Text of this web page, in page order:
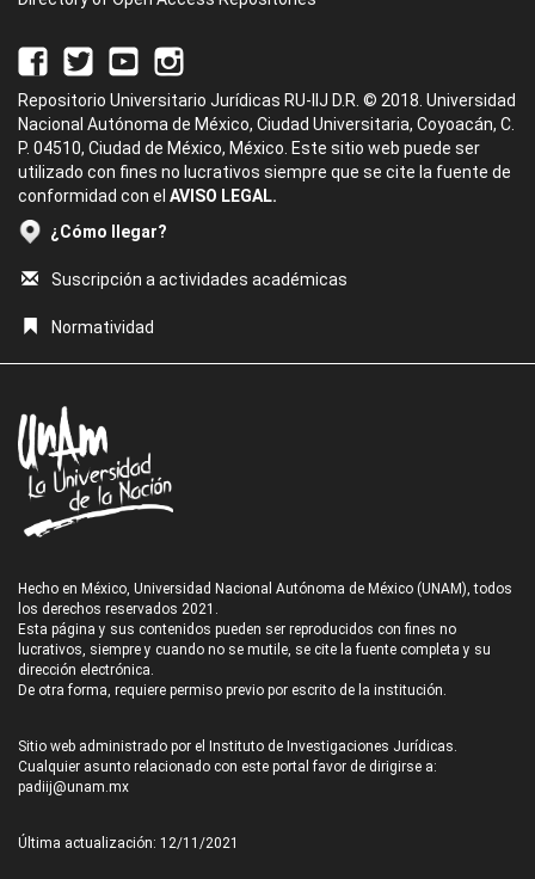
Repositorio Universitario Jurídicas RU-IIJ D.R. © 2018. Universidad
Nacional Autónoma de México, Ciudad Universitaria, Coyoacán, C.
P. 04510, Ciudad de México, México. Este sitio web puede ser
utilizado con fines no lucrativos siempre que se cite la fuente de
conformidad con el AVISO LEGAL.
¿Cómo llegar?
Suscripción a actividades académicas
Normatividad
Hecho en México, Universidad Nacional Autónoma de México (UNAM), todos
los derechos reservados 2021.
Esta página y sus contenidos pueden ser reproducidos con fines no
lucrativos, siempre y cuando no se mutile, se cite la fuente completa y su
dirección electrónica.
De otra forma, requiere permiso previo por escrito de la institución.
Sitio web administrado por el Instituto de Investigaciones Jurídicas.
Cualquier asunto relacionado con este portal favor de dirigirse a:
padiij@unam.mx
Última actualización: 12/11/2021